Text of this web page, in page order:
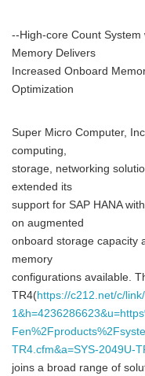
--High-core Count
Memory Delivers
Increased Onboard
Optimization
Super Micro Computer,
computing,
storage, networking
extended its
support for SAP HANA
on augmented
onboard storage capacity
memory
configurations available.
TR4(https://c212.net/c/
TR4.cfm&a=SYS-2049U-
joins a broad range of